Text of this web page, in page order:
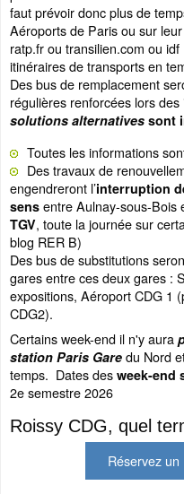
faut prévoir donc plus de
Aéroports de Paris ou sur
ratp.fr ou transilien.com ou
itinéraires de transports en
Des bus de remplacement
régulières renforcées lors
solutions alternatives sont
Toutes les informations
Des travaux de
engendreront l’interruption
sens entre Aulnay-sous-Bois
TGV, toute la journée sur
blog RER B)
Des bus de substitutions
gares entre ces deux gares :
expositions, Aéroport CDG 1
CDG2).
Certains week-end il n'y aura
station Paris Gare du Nord
temps. Dates des week-end
2e semestre 2026
Roissy CDG, quel
Réservez